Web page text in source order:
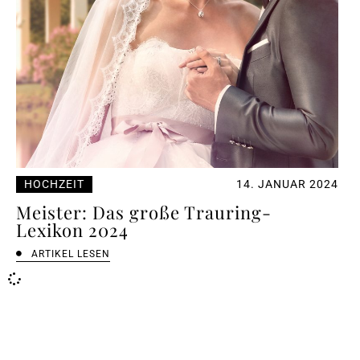
HOCHZEIT 14. JANUAR 2024
Meister: Das große Trauring-
Lexikon 2024
ARTIKEL LESEN